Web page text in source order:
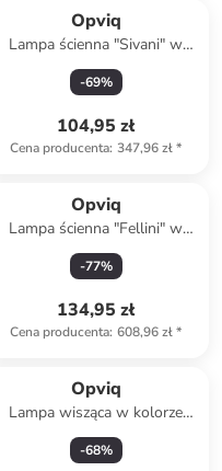
Opviq
Lampa ścienna "Sivani" w
kolorze czarnym - 16 x 35 cm
-69%
104,95 zł
Cena producenta: 347,96 zł*
Opviq
Lampa ścienna "Fellini" w
kolorze czarnym - 15 x 50 cm
-77%
134,95 zł
Cena producenta: 608,96 zł*
Opviq
Lampa wisząca w kolorze
białym - wys. 60 x Ø 10 cm
-68%